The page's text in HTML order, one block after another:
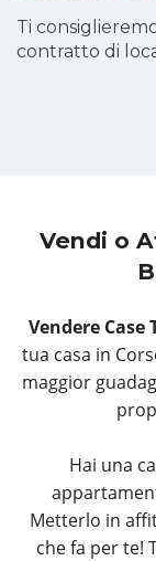
Ti
contratto di
Vendi o
Vendere Case
tua casa in
maggior
Hai una
Metterlo in
che fa per te!